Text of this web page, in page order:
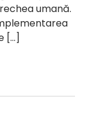
umană.
[…]